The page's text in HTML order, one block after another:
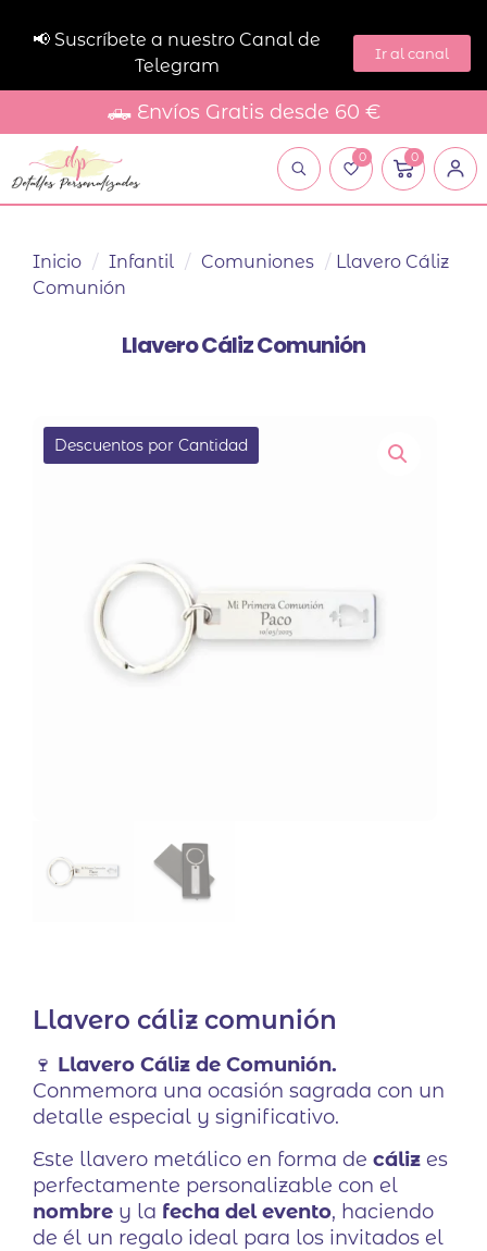
📢 Suscríbete a nuestro Canal de
Telegram
Ir al canal
🛻 Envíos Gratis desde 60 €
0 0
Inicio / Infantil / Comuniones / Llavero Cáliz
Comunión
Llavero Cáliz Comunión
Llavero cáliz comunión
🍷 Llavero Cáliz de Comunión.
Conmemora una ocasión sagrada con un
detalle especial y significativo.
Este llavero metálico en forma de cáliz es
perfectamente personalizable con el
nombre y la fecha del evento, haciendo
de él un regalo ideal para los invitados el